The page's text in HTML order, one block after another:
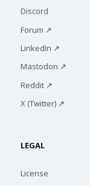
Discord
Forum ↗
LinkedIn ↗
Mastodon ↗
Reddit ↗
X (Twitter) ↗
LEGAL
License